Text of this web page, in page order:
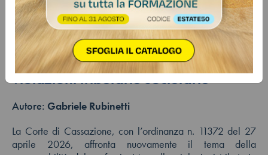
l’orientamento sulla possibile
responsabilità concorsuale del
professionista esterno nelle
violazioni tributarie societarie
Autore: Gabriele Rubinetti
La Corte di Cassazione, con l’ordinanza n. 11372 del 27
aprile 2026, affronta nuovamente il tema della